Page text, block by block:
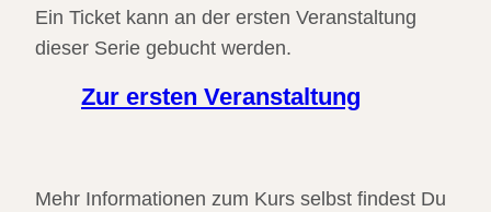
Ein Ticket kann an der ersten Veranstaltung
dieser Serie gebucht werden.
Zur ersten Veranstaltung
Mehr Informationen zum Kurs selbst findest Du